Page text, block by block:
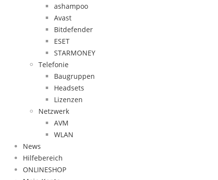
ashampoo
Avast
Bitdefender
ESET
STARMONEY
Telefonie
Baugruppen
Headsets
Lizenzen
Netzwerk
AVM
WLAN
News
Hilfebereich
ONLINESHOP